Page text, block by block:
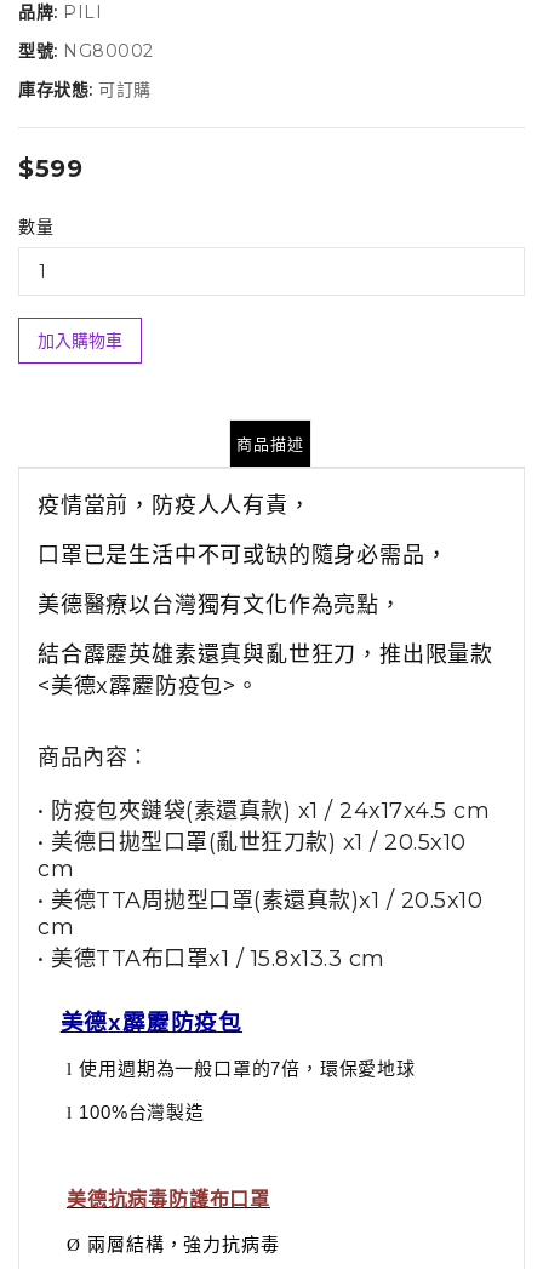
品牌: PILI
型號: NG80002
庫存狀態: 可訂購
$599
數量
加入購物車
商品描述
疫情當前，防疫人人有責，
口罩已是生活中不可或缺的隨身必需品，
美德醫療以台灣獨有文化作為亮點，
結合霹靂英雄素還真與亂世狂刀，推出限量款
<美德x霹靂防疫包>。
商品內容：
• 防疫包夾鏈袋(素還真款) x1 / 24x17x4.5 cm
• 美德日拋型口罩(亂世狂刀款) x1 / 20.5x10
cm
• 美德TTA周拋型口罩(素還真款)x1 / 20.5x10
cm
• 美德TTA布口罩x1 / 15.8x13.3 cm
美德x霹靂防疫包
l 使用週期為一般口罩的7倍，環保愛地球
l 100%台灣製造
美德抗病毒防護布口罩
Ø 兩層結構，強力抗病毒